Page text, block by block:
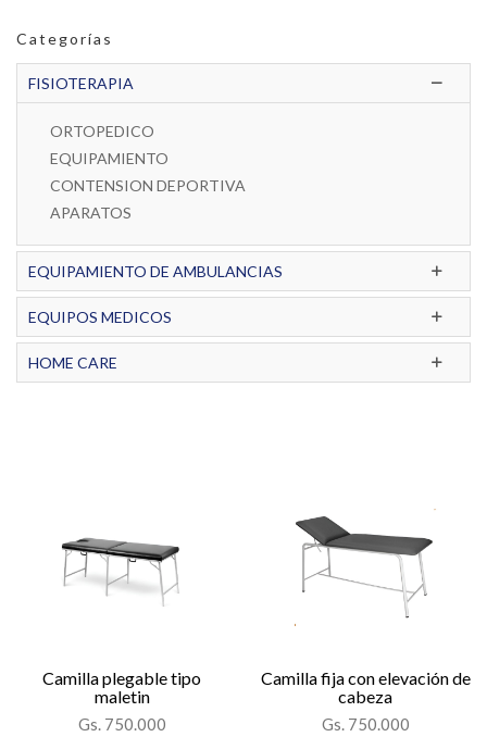
Categorías
FISIOTERAPIA
ORTOPEDICO
EQUIPAMIENTO
CONTENSION DEPORTIVA
APARATOS
EQUIPAMIENTO DE AMBULANCIAS
EQUIPOS MEDICOS
HOME CARE
Camilla plegable tipo
maletin
Gs. 750.000
Camilla fija con elevación de
cabeza
Gs. 750.000